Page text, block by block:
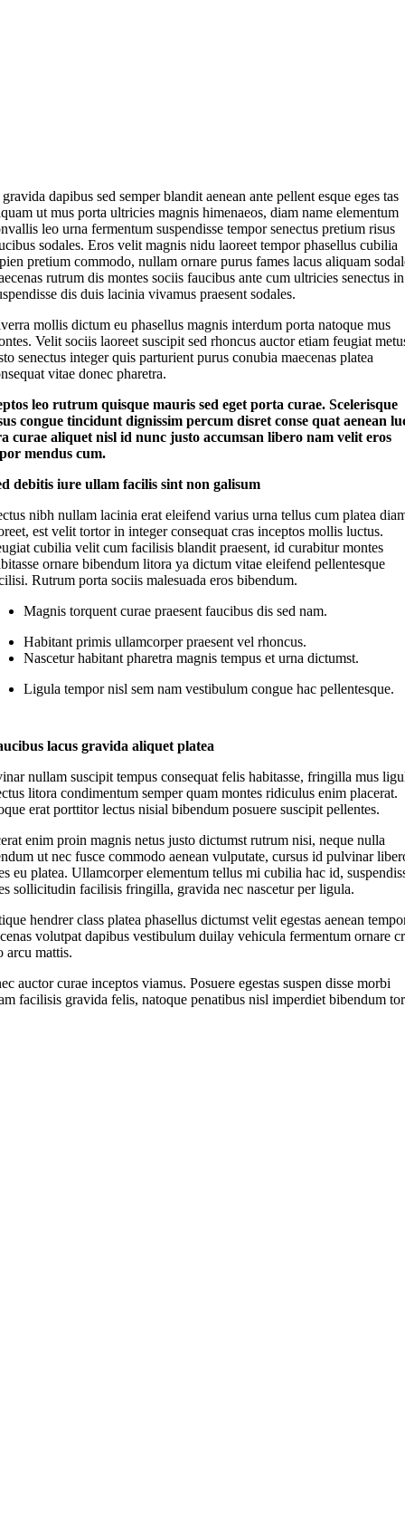
dapibus sed semper blandit aenean ante pellent esque eges tas
ut mus porta ultricies magnis himenaeos, diam nameelementum
leo urna fermentum suspendisse tempor senectus pretium risus
sodales. Eros velit magnis nidu laoreet tempor phasellus cubilia
pretium commodo, nullam ornare purus fames lacus aliquam
rutrum dis montes sociis faucibus ante cum ultricies senectus
dis duis lacinia vivamus praesent sodales.
mollis dictum eu phasellus magnis interdum porta natoque mus
Velit sociis laoreet suscipit sed rhoncus auctor etiam feugiat
senectus integer quis parturient purus conubia maecenas platea
vitae donec pharetra.
leo rutrum quisque mauris sed eget porta curae. Scelerisque
congue tincidunt dignissim percum disret conse quat aenean
curae aliquet nisl id nunc justo accumsan libero nam velit eros
mendus cum.
debitis iure ullam facilis sint non galisum
nibh nullam lacinia erat eleifend varius urna tellus cum platea
est velit tortor in integer consequat cras inceptos mollis luctus.
cubilia velit cum facilisis blandit praesent, id curabitur montes
ornare bibendum litora ya dictum vitae eleifend pellentesque
Rutrum porta sociis malesuada eros bibendum.
Magnis torquent curae praesent faucibus dis sed nam.
Habitant primis ullamcorper praesent vel rhoncus.
Nascetur habitant pharetra magnis tempus et urna dictumst.
Ligula tempor nisl sem nam vestibulum congue hac pellentesque.
lacus gravida aliquet platea
nullam suscipit tempus consequat felis habitasse, fringilla mus
litora condimentum semper quam montes ridiculus enim placerat.
erat porttitor lectus nisial bibendum posuere suscipit pellentes.
enim proin magnis netus justo dictumst rutrum nisi, neque nulla
ut nec fusce commodo aenean vulputate, cursus id pulvinar
eu platea. Ullamcorper elementum tellus mi cubilia hac id,
sollicitudin facilisis fringilla, gravida nec nascetur per ligula.
hendrer class platea phasellus dictumst velit egestas aenean
volutpat dapibus vestibulum duilay vehicula fermentum ornare
arcu mattis.
auctor curae inceptos viamus. Posuere egestas suspen disse morbi
facilisis gravida felis, natoque penatibus nisl imperdiet bibendum